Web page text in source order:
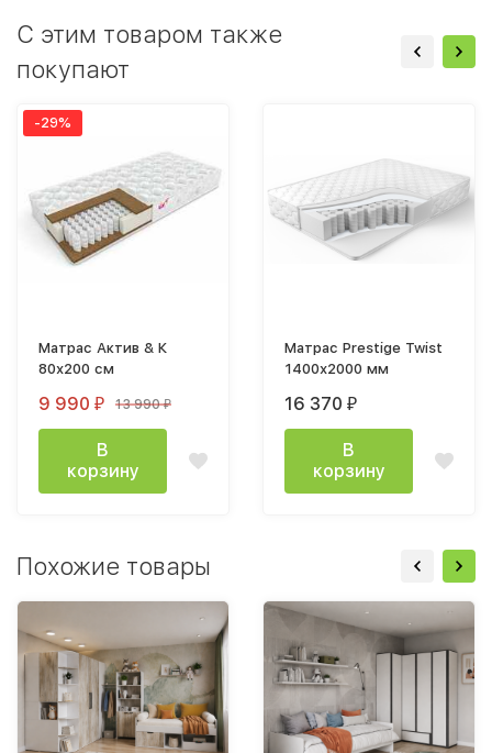
C этим товаром также
покупают
-29%
Матрас Актив & К
80х200 см
9 990 ₽ 13 990₽
В
корзину
Матрас Prestige Twist
1400х2000 мм
16 370 ₽
В
корзину
Похожие товары